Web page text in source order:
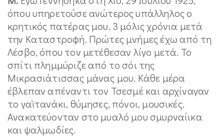
όπου υπηρετούσε ανώτερος υπάλληλος ο
κρητικός πατέρας μου, 3 μόλις χρόνια μετά
την Καταστροφή. Πρώτες μνήμες έχω από τη
Λέσβο, όπου τον μετέθεσαν λίγο μετά. Το
σπίτι πλημμύριζε από το σόι της
Μικρασιάτισσας μάνας μου. Κάθε μέρα
έβλεπαν απέναντι τον Τσεσμέ και αρχίναγαν
το γαϊτανάκι, θύμησες, πόνοι, μουσικές.
Ανακατεύονταν στο μυαλό μου σμυρναίικα
και ψαλμωδίες.